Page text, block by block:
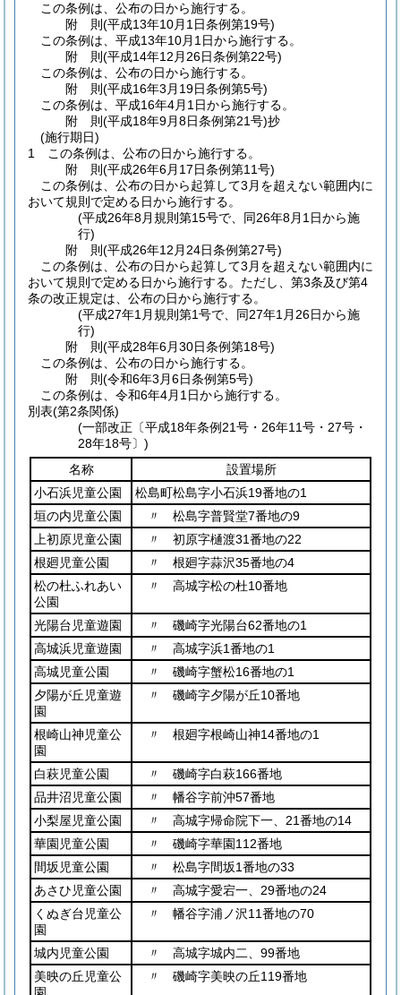
この条例は、公布の日から施行する。
附 則(平成13年10月1日条例第19号)
この条例は、平成13年10月1日から施行する。
附 則(平成14年12月26日条例第22号)
この条例は、公布の日から施行する。
附 則(平成16年3月19日条例第5号)
この条例は、平成16年4月1日から施行する。
附 則(平成18年9月8日条例第21号)抄
(施行期日)
1
この条例は、公布の日から施行する。
附 則(平成26年6月17日条例第11号)
この条例は、公布の日から起算して3月を超えない範囲内に
おいて規則で定める日から施行する。
(平成26年8月規則第15号で、同26年8月1日から施
行)
附 則(平成26年12月24日条例第27号)
この条例は、公布の日から起算して3月を超えない範囲内に
おいて規則で定める日から施行する。 ただし、第3条及び第4
条の改正規定は、公布の日から施行する。
(平成27年1月規則第1号で、同27年1月26日から施
行)
附 則(平成28年6月30日条例第18号)
この条例は、公布の日から施行する。
附 則(令和6年3月6日条例第5号)
この条例は、令和6年4月1日から施行する。
別表(第2条関係)
(一部改正〔平成18年条例21号・26年11号・27号・
28年18号〕)
名称
設置場所
小石浜児童公園
松島町松島字小石浜19番地の1
垣の内児童公園
〃 松島字普賢堂7番地の9
上初原児童公園
〃 初原字樋渡31番地の22
根廻児童公園
〃 根廻字蒜沢35番地の4
松の杜ふれあい
公園
〃 高城字松の杜10番地
光陽台児童遊園
〃 磯崎字光陽台62番地の1
高城浜児童遊園
〃 高城字浜1番地の1
高城児童公園
〃 磯崎字蟹松16番地の1
夕陽が丘児童遊
園
〃 磯崎字夕陽が丘10番地
根崎山神児童公
園
〃 根廻字根崎山神14番地の1
白萩児童公園
〃 磯崎字白萩166番地
品井沼児童公園
〃 幡谷字前沖57番地
小梨屋児童公園
〃 高城字帰命院下一、21番地の14
華園児童公園
〃 磯崎字華園112番地
間坂児童公園
〃 松島字間坂1番地の33
あさひ児童公園
〃 高城字愛宕一、29番地の24
くぬぎ台児童公
園
〃 幡谷字浦ノ沢11番地の70
城内児童公園
〃 高城字城内二、99番地
美映の丘児童公
〃 磯崎字美映の丘119番地